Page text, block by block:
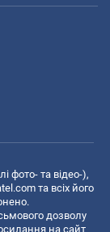
фото- та відео-),
та всіх його
дозволу
на сайт